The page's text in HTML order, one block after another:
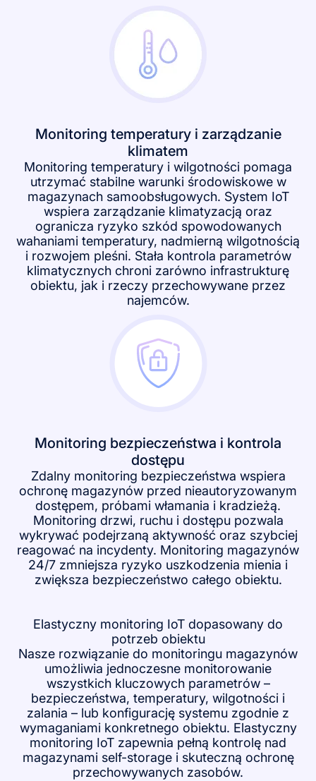
Monitoring temperatury i zarządzanie
klimatem
Monitoring temperatury i wilgotności pomaga
utrzymać stabilne warunki środowiskowe w
magazynach samoobsługowych. System IoT
wspiera zarządzanie klimatyzacją oraz
ogranicza ryzyko szkód spowodowanych
wahaniami temperatury, nadmierną wilgotnością
i rozwojem pleśni. Stała kontrola parametrów
klimatycznych chroni zarówno infrastrukturę
obiektu, jak i rzeczy przechowywane przez
najemców.
Monitoring bezpieczeństwa i kontrola
dostępu
Zdalny monitoring bezpieczeństwa wspiera
ochronę magazynów przed nieautoryzowanym
dostępem, próbami włamania i kradzieżą.
Monitoring drzwi, ruchu i dostępu pozwala
wykrywać podejrzaną aktywność oraz szybciej
reagować na incydenty. Monitoring magazynów
24/7 zmniejsza ryzyko uszkodzenia mienia i
zwiększa bezpieczeństwo całego obiektu.
Elastyczny monitoring IoT dopasowany do
potrzeb obiektu
Nasze rozwiązanie do monitoringu magazynów
umożliwia jednoczesne monitorowanie
wszystkich kluczowych parametrów –
bezpieczeństwa, temperatury, wilgotności i
zalania – lub konfigurację systemu zgodnie z
wymaganiami konkretnego obiektu. Elastyczny
monitoring IoT zapewnia pełną kontrolę nad
magazynami self-storage i skuteczną ochronę
przechowywanych zasobów.